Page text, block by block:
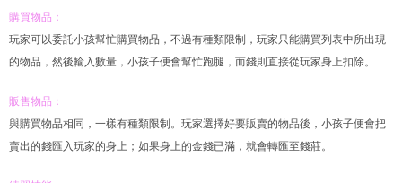
購買物品：
玩家可以委託小孩幫忙購買物品，不過有種類限制，玩家只能購買列表中所出現
的物品，然後輸入數量，小孩子便會幫忙跑腿，而錢則直接從玩家身上扣除。
販售物品：
與購買物品相同，一樣有種類限制。玩家選擇好要販賣的物品後，小孩子便會把
賣出的錢匯入玩家的身上；如果身上的金錢已滿，就會轉匯至錢莊。